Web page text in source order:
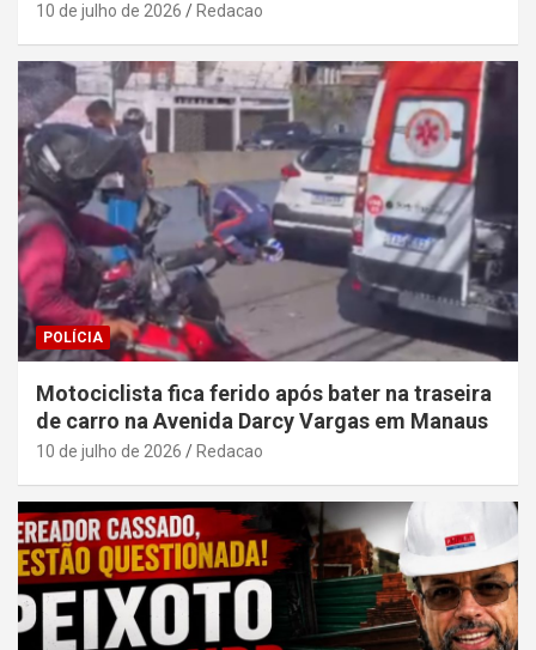
10 de julho de 2026 Redacao
POLÍCIA
Motociclista fica ferido após bater na traseira
de carro na Avenida Darcy Vargas em Manaus
10 de julho de 2026 Redacao